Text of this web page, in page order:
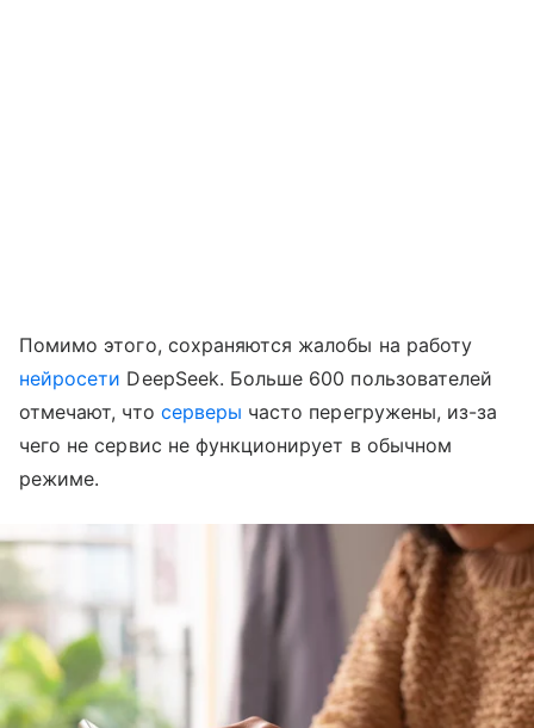
Помимо этого, сохраняются жалобы на работу
нейросети DeepSeek. Больше 600 пользователей
отмечают, что серверы часто перегружены, из-за
чего не сервис не функционирует в обычном
режиме.